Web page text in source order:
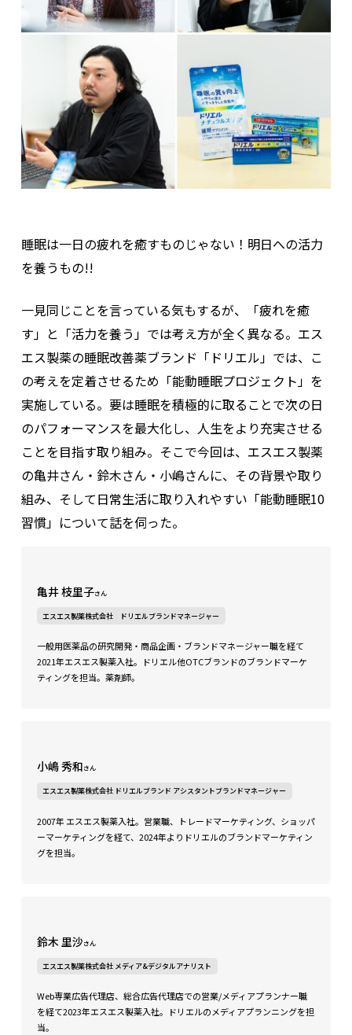
睡眠は一日の疲れを癒すものじゃない！明日への活力
を養うもの!!
一見同じことを言っている気もするが、「疲れを癒
す」と「活力を養う」では考え方が全く異なる。エス
エス製薬の睡眠改善薬ブランド「ドリエル」では、こ
の考えを定着させるため「能動睡眠プロジェクト」を
実施している。要は睡眠を積極的に取ることで次の日
のパフォーマンスを最大化し、人生をより充実させる
ことを目指す取り組み。そこで今回は、エスエス製薬
の亀井さん・鈴木さん・小嶋さんに、その背景や取り
組み、そして日常生活に取り入れやすい「能動睡眠10
習慣」について話を伺った。
亀井 枝里子さん
エスエス製薬株式会社 ドリエルブランドマネージャー
一般用医薬品の研究開発・商品企画・ブランドマネージャー職を経て
2021年エスエス製薬入社。ドリエル他OTCブランドのブランドマーケ
ティングを担当。薬剤師。
小嶋 秀和さん
エスエス製薬株式会社 ドリエルブランド アシスタントブランドマネージャー
2007年 エスエス製薬入社。営業職、トレードマーケティング、ショッパ
ーマーケティングを経て、2024年よりドリエルのブランドマーケティン
グを担当。
鈴木 里沙さん
エスエス製薬株式会社 メディア&デジタルアナリスト
Web専業広告代理店、総合広告代理店での営業/メディアプランナー職
を経て2023年エスエス製薬入社。ドリエルのメディアプランニングを担
当。